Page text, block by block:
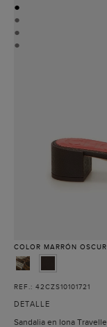
●
●
●
●
COLOR MARRÓN
REF.: 42CZS10101721
DETALLE
Sandalia en lona